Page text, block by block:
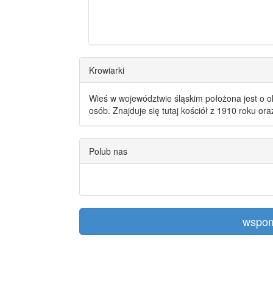
Krowiarki
Wieś w województwie śląskim położona jest o
osób. Znajduje się tutaj kościół z 1910 roku
Polub nas